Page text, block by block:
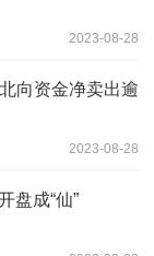
2023-08-28
向资金净卖出逾
2023-08-28
盘成“仙”